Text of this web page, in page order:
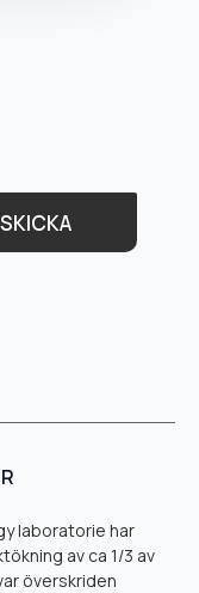
SKICKA
laboratorie har
av ca 1/3 av
överskriden